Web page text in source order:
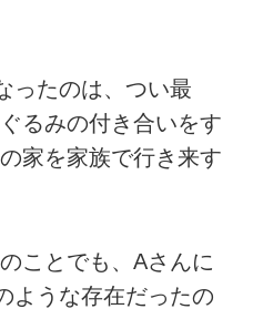
ったのは、つい最
るみの付き合いをす
家を家族で行き来す
ことでも、Aさんに
ような存在だったの